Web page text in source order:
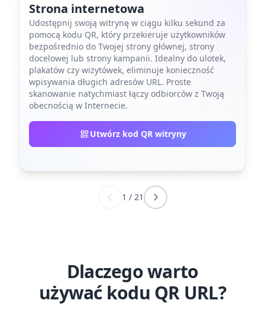
Strona internetowa
Udostępnij swoją witrynę w ciągu kilku sekund za
pomocą kodu QR, który przekieruje użytkowników
bezpośrednio do Twojej strony głównej, strony
docelowej lub strony kampanii. Idealny do ulotek,
plakatów czy wizytówek, eliminuje konieczność
wpisywania długich adresów URL. Proste
skanowanie natychmiast łączy odbiorców z Twoją
obecnością w Internecie.
Utwórz kod QR witryny
1 / 21
Dlaczego warto
używać kodu QR URL?